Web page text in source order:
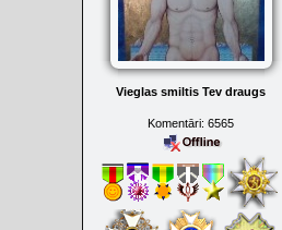
Vieglas smiltis Tev draugs
Komentāri: 6565